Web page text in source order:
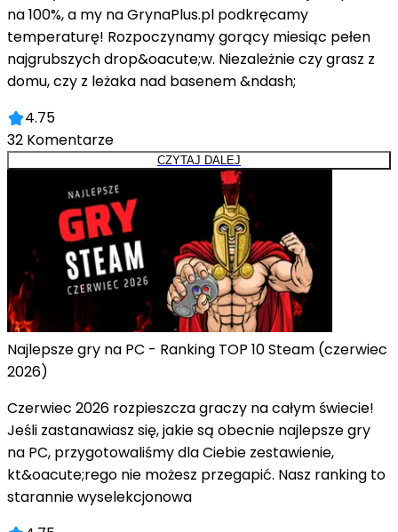
na 100%, a my na GrynaPlus.pl podkręcamy
temperaturę! Rozpoczynamy gorący miesiąc pełen
najgrubszych drop&oacute;w. Niezależnie czy grasz z
domu, czy z leżaka nad basenem &ndash;
4.75
32 Komentarze
CZYTAJ DALEJ
Najlepsze gry na PC - Ranking TOP 10 Steam (czerwiec
2026)
Czerwiec 2026 rozpieszcza graczy na całym świecie!
Jeśli zastanawiasz się, jakie są obecnie najlepsze gry
na PC, przygotowaliśmy dla Ciebie zestawienie,
kt&oacute;rego nie możesz przegapić. Nasz ranking to
starannie wyselekcjonowa